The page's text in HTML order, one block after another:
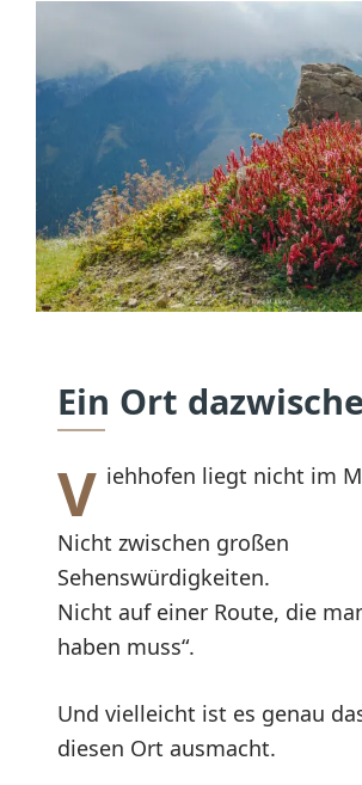
Ein Ort
V iehhofen liegt nicht im
Nicht zwischen großen
Sehenswürdigkeiten.
Nicht auf einer Route, die
haben muss“.
Und vielleicht ist es genau
diesen Ort ausmacht.